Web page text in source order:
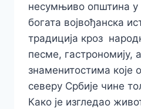
несумњиво општина у
богата војвођанска
традиција кроз
песме, гастрономију,
знаменитостима које
северу Србије чине
Како је изгледао